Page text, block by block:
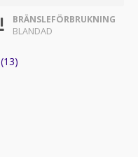
BRÄNSLEFÖRBRUKNING
BLANDAD
(13)